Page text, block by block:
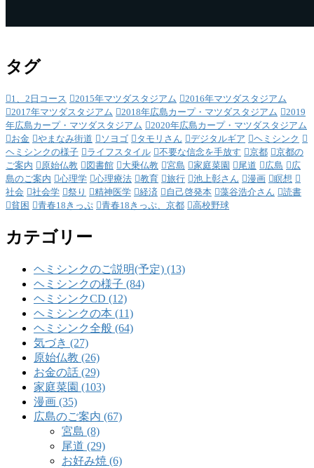
タグ
1、2日コース 2015年マツダスタジアム
2016年マツダスタジアム
2017年マツダスタジアム
2018年広島カープ・マツダスタジアム
2019
年広島カープ・マツダスタジアム
2020年広島カープ・マツダスタジアム
お金
やまなみ街道 ソヨゴ タモリさん デジタルギア
ヘミシンク
ヘミシンクの様子
ライフスタイル 不要な信念を手放す 京都
京都の
ご案内
原始仏教 図書館 大乗仏教 宮島 家庭菜園 尾道 広島
広
島のご案内
心理学 心理療法 教育 旅行 池上彰さん 漫画
瞑想
社会
社会学 祭り 精神医学 経済 自己啓発本 藻谷浩介さん
読書
貧困
青春18きっぷ 青春18きっぷ、京都 高校野球
カテゴリー
ヘミシンクのご説明(予定) (13)
ヘミシンクの様子 (84)
ヘミシンクCD (12)
ヘミシンクの本 (11)
ヘミシンク全般 (64)
気づき (27)
原始仏教 (26)
お金の話 (29)
家庭菜園 (103)
漫画 (35)
広島のご案内 (67)
宮島 (8)
尾道 (29)
お好み焼 (6)